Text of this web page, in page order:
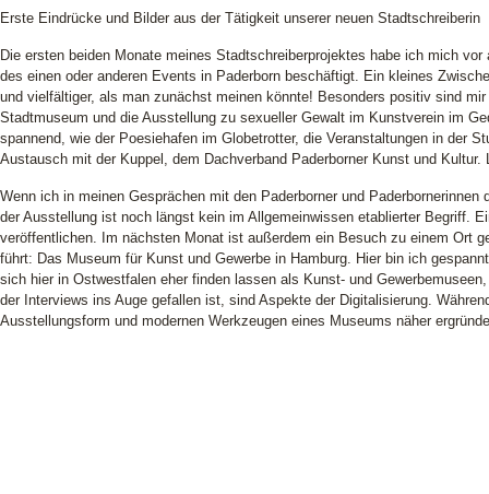
Erste Eindrücke und Bilder aus der Tätigkeit unserer neuen Stadtschreiberin
Die ersten beiden Monate meines Stadtschreiberprojektes habe ich mich
des einen oder anderen Events in Paderborn beschäftigt. Ein kleines
und vielfältiger, als man zunächst meinen könnte! Besonders positiv sind
Stadtmuseum und die Ausstellung zu sexueller Gewalt im Kunstverein im
spannend, wie der Poesiehafen im Globetrotter, die Veranstaltungen in der
Austausch mit der Kuppel, dem Dachverband Paderborner Kunst und
Wenn ich in meinen Gesprächen mit den Paderborner und
der Ausstellung ist noch längst kein im Allgemeinwissen etablierter Begriff.
veröffentlichen. Im nächsten Monat ist außerdem ein Besuch zu einem Ort
führt: Das Museum für Kunst und Gewerbe in Hamburg. Hier bin ich
sich hier in Ostwestfalen eher finden lassen als Kunst- und
der Interviews ins Auge gefallen ist, sind Aspekte der Digitalisierung.
Ausstellungsform und modernen Werkzeugen eines Museums näher